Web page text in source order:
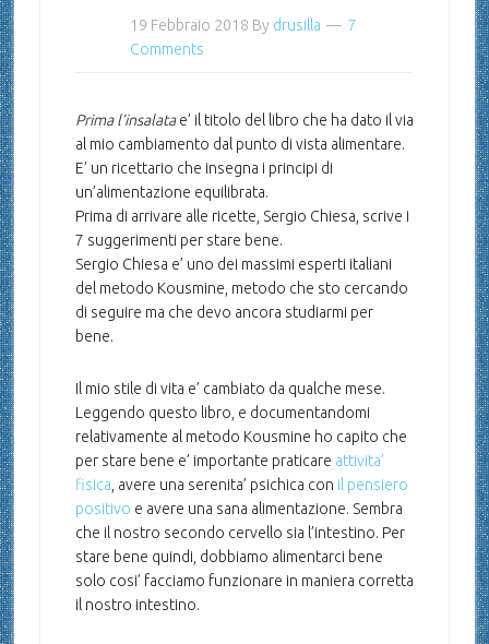
19 Febbraio 2018 By drusilla
7
Comments
Prima l’insalatae’ il titolo del libro che ha dato il via
al mio cambiamento dal punto di vista alimentare.
E’ un ricettario che insegna i principi di
un’alimentazione equilibrata.
Prima di arrivare alle ricette, Sergio Chiesa, scrive i
7 suggerimenti per stare bene.
Sergio Chiesa e’ uno dei massimi esperti italiani
del metodo Kousmine, metodo che sto cercando
di seguire ma che devo ancora studiarmi per
bene.
Il mio stile di vita e’ cambiato da qualche mese.
Leggendo questo libro, e documentandomi
relativamente al metodo Kousmine ho capito che
per stare bene e’ importante praticare attivita’
fisica , avere una serenita’ psichica con il pensiero
positivo e avere una sana alimentazione. Sembra
che il nostro secondo cervello sia l’intestino. Per
stare bene quindi, dobbiamo alimentarci bene
solo cosi’ facciamo funzionare in maniera corretta
il nostro intestino.